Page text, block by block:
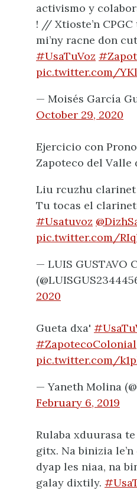
activismo y
! // Xtioste’n
mi’ny racne don
#UsaTuVoz
pic.twitter.com/
— Moisés García
October 29, 2020
Ejercicio con
Zapoteco del Valle
Liu rcuzhu
Tu tocas el
#Usatuvoz
pic.twitter.com/
— LUIS GUSTAVO
2020
Gueta dxa'
#ZapotecoColonial
pic.twitter.com/
— Yaneth Molina
February 6, 2019
Rulaba xduurasa
gitx. Na binizia
dyap les niaa, na
galay dixtily.